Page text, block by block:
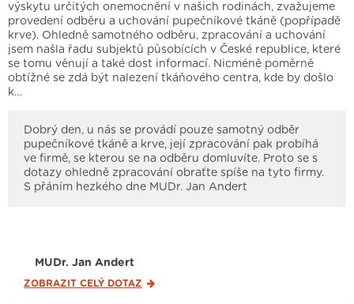
výskytu určitých onemocnění v našich rodinách, zvažujeme
provedení odběru a uchování pupečníkové tkáně (popřípadě
krve). Ohledně samotného odběru, zpracování a uchování
jsem našla řadu subjektů působících v České republice, které
se tomu věnují a také dost informací. Nicméně poměrně
obtížné se zdá být nalezení tkáňového centra, kde by došlo
k…
Dobrý den, u nás se provádí pouze samotný odběr
pupečníkové tkáně a krve, její zpracování pak probíhá
ve firmě, se kterou se na odběru domluvíte. Proto se s
dotazy ohledně zpracování obraťte spíše na tyto firmy.
S přáním hezkého dne MUDr. Jan Andert
MUDr. Jan Andert
ZOBRAZIT CELÝ DOTAZ